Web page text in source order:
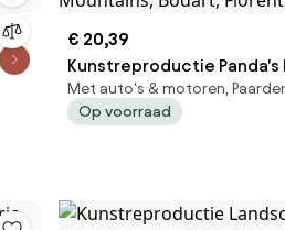
€ 20,39
Kunstreproductie Panda's
Mountains, Bodart, Florent
Met auto's & motoren,
Op voorraad